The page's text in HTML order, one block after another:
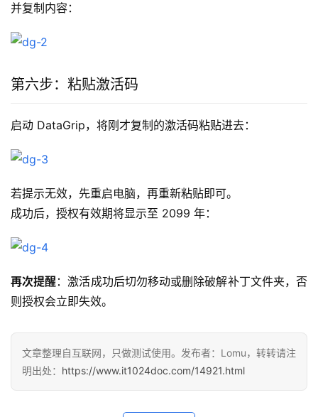
并复制内容：
第六步：粘贴激活码
启动 DataGrip，将刚才复制的激活码粘贴进去：
若提示无效，先重启电脑，再重新粘贴即可。
成功后，授权有效期将显示至 2099 年：
再次提醒：激活成功后切勿移动或删除破解补丁文件夹，否
则授权会立即失效。
文章整理自互联网，只做测试使用。发布者：Lomu，转转请注
明出处： https://www.it1024doc.com/14921.html